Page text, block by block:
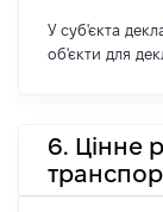
У суб'єкта
об'єкти для
6. Цінне